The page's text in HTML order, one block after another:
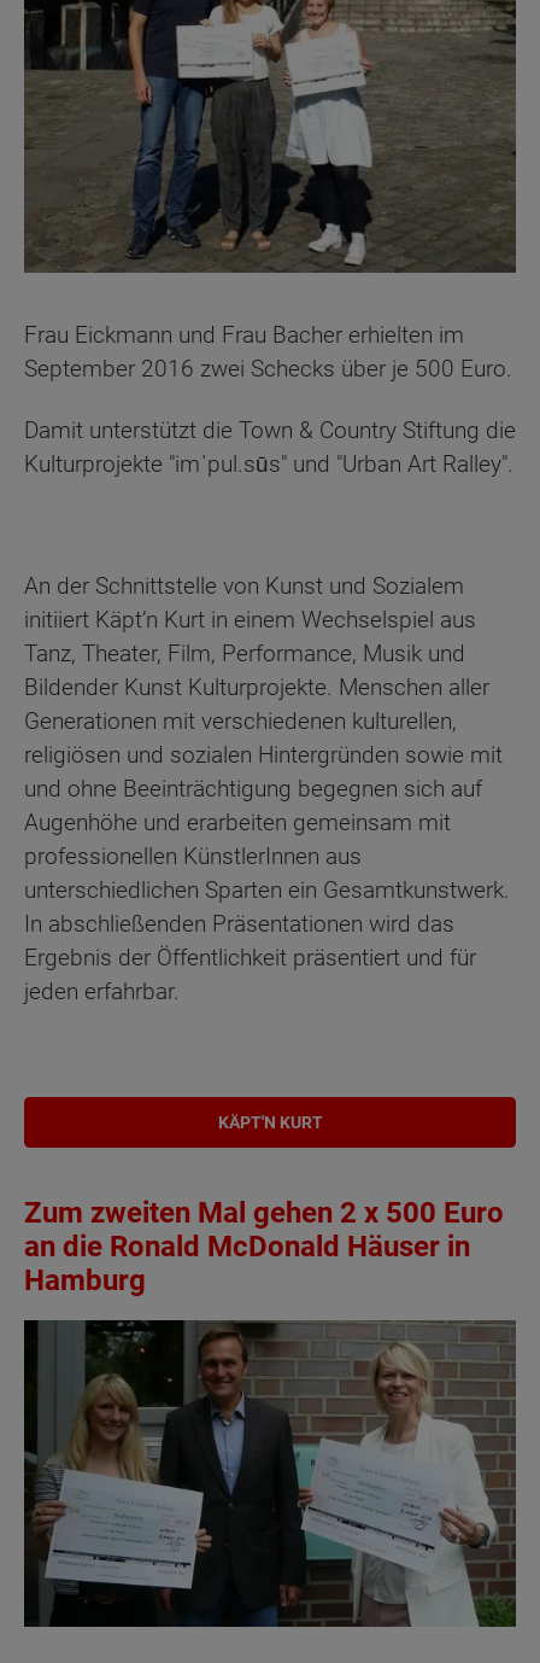
Frau Eickmann und Frau Bacher erhielten im
September 2016 zwei Schecks über je 500 Euro.
Damit unterstützt die Town & Country Stiftung die
Kulturprojekte "imˈpul.sūs" und "Urban Art Ralley".
An der Schnittstelle von Kunst und Sozialem
initiiert Käpt’n Kurt in einem Wechselspiel aus
Tanz, Theater, Film, Performance, Musik und
Bildender Kunst Kulturprojekte. Menschen aller
Generationen mit verschiedenen kulturellen,
religiösen und sozialen Hintergründen sowie mit
und ohne Beeinträchtigung begegnen sich auf
Augenhöhe und erarbeiten gemeinsam mit
professionellen KünstlerInnen aus
unterschiedlichen Sparten ein Gesamtkunstwerk.
In abschließenden Präsentationen wird das
Ergebnis der Öffentlichkeit präsentiert und für
jeden erfahrbar.
KÄPT'N KURT
Zum zweiten Mal gehen 2 x 500 Euro
an die Ronald McDonald Häuser in
Hamburg